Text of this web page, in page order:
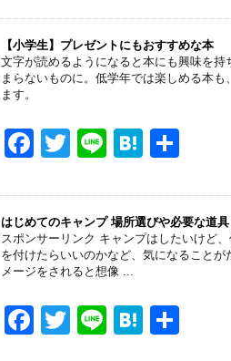
c
e
b
o
tt
er
e
e
n
a
【小学生】プレゼントにもおすすめな本
文字が読めるようになると本にも興味を
まらないものに。低学年では楽しめる本
ます。
F
c
e
b
o
T
tt
er
Li
e
H
e
n
a
はじめてのキャンプ 場所選びや必要な道
スポンサーリンク キャンプはしたいけど
を付けたらいいのかなど、気になること
メージをされると想像 ...
F
T
Li
H